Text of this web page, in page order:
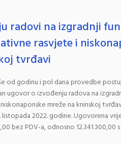
radovi na izgradnji
rasvjete i
tvrđavi
od godinu i pol dana provedbe
ugovor o izvođenju radova na
mreže na kninskoj
listopada 2022. godine. Ugovorena
bez PDV-a, odnosno 12.341.300,00 s